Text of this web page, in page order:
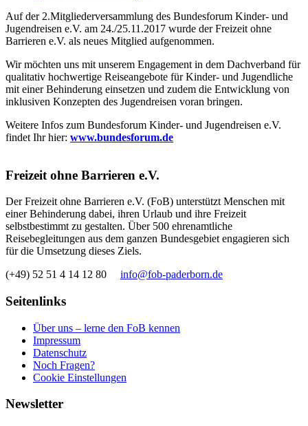
Auf der 2.Mitgliederversammlung des Bundesforum Kinder- und
Jugendreisen e.V. am 24./25.11.2017 wurde der Freizeit ohne
Barrieren e.V. als neues Mitglied aufgenommen.
Wir möchten uns mit unserem Engagement in dem Dachverband für
qualitativ hochwertige Reiseangebote für Kinder- und Jugendliche
mit einer Behinderung einsetzen und zudem die Entwicklung von
inklusiven Konzepten des Jugendreisen voran bringen.
Weitere Infos zum Bundesforum Kinder- und Jugendreisen e.V.
findet Ihr hier: www.bundesforum.de
Freizeit ohne Barrieren e.V.
Der Freizeit ohne Barrieren e.V. (FoB) unterstützt Menschen mit
einer Behinderung dabei, ihren Urlaub und ihre Freizeit
selbstbestimmt zu gestalten. Über 500 ehrenamtliche
Reisebegleitungen aus dem ganzen Bundesgebiet engagieren sich
für die Umsetzung dieses Ziels.
(+49) 52 51 4 14 12 80 info@fob-paderborn.de
Seitenlinks
Über uns – lerne den FoB kennen
Impressum
Datenschutz
Noch Fragen?
Cookie Einstellungen
Newsletter